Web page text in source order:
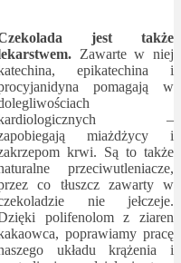
jest także
Zawarte w niej
epikatechina i
pomagają w
–
miażdżycy i
krwi. Są to także
przeciwutleniacze,
co tłuszcz zawarty w
nie jełczeje.
polifenolom z ziaren
poprawiamy pracę
układu krążenia i